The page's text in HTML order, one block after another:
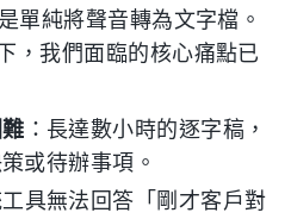
單純將聲音轉為文字檔。
，我們面臨的核心痛點已
：長達數小時的逐字稿，
或待辦事項。
工具無法回答「剛才客戶對